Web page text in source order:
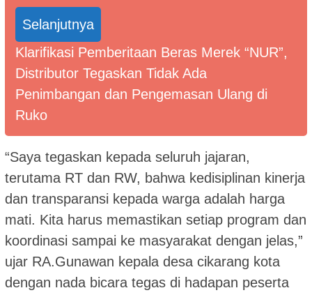
Selanjutnya
Klarifikasi Pemberitaan Beras Merek “NUR”,
Distributor Tegaskan Tidak Ada
Penimbangan dan Pengemasan Ulang di
Ruko
“Saya tegaskan kepada seluruh jajaran,
terutama RT dan RW, bahwa kedisiplinan kinerja
dan transparansi kepada warga adalah harga
mati. Kita harus memastikan setiap program dan
koordinasi sampai ke masyarakat dengan jelas,”
ujar RA.Gunawan kepala desa cikarang kota
dengan nada bicara tegas di hadapan peserta